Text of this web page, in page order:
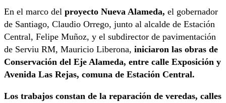
En el marco del proyecto Nueva Alameda, el gobernador
de Santiago, Claudio Orrego, junto al alcalde de Estación
Central, Felipe Muñoz, y el subdirector de pavimentación
de Serviu RM, Mauricio Liberona, iniciaron las obras de
Conservación del Eje Alameda, entre calle Exposición y
Avenida Las Rejas, comuna de Estación Central.
Los trabajos constan de la reparación de veredas, calles